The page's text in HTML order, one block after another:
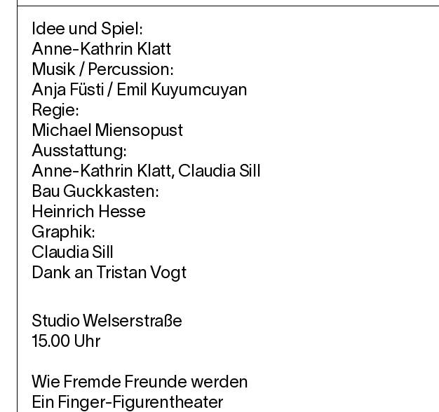
Idee und Spiel:
Anne-Kathrin Klatt
Musik / Percussion:
Anja Füsti / Emil Kuyumcuyan
Regie:
Michael Miensopust
Ausstattung:
Anne-Kathrin Klatt, Claudia Sill
Bau Guckkasten:
Heinrich Hesse
Graphik:
Claudia Sill
Dank an Tristan Vogt
Studio Welserstraße
15.00 Uhr
Wie Fremde Freunde werden
Ein Finger-Figurentheater